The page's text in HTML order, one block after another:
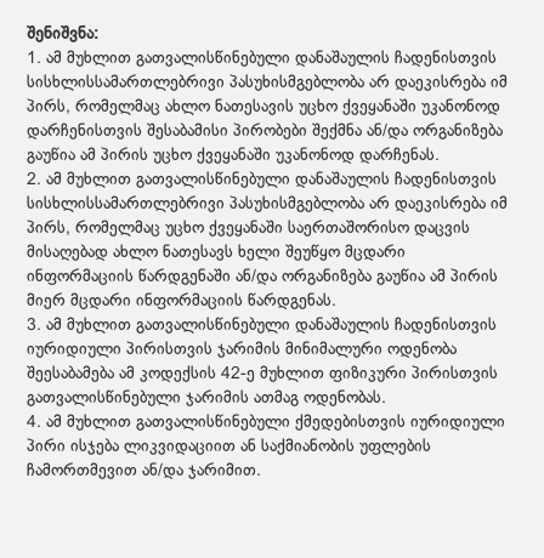
შენიშვნა:
1. ამ მუხლით გათვალისწინებული დანაშაულის ჩადენისთვის
სისხლისსამართლებრივი პასუხისმგებლობა არ დაეკისრება იმ
პირს, რომელმაც ახლო ნათესავის უცხო ქვეყანაში უკანონოდ
დარჩენისთვის შესაბამისი პირობები შექმნა ან/და ორგანიზება
გაუწია ამ პირის უცხო ქვეყანაში უკანონოდ დარჩენას.
2. ამ მუხლით გათვალისწინებული დანაშაულის ჩადენისთვის
სისხლისსამართლებრივი პასუხისმგებლობა არ დაეკისრება იმ
პირს, რომელმაც უცხო ქვეყანაში საერთაშორისო დაცვის
მისაღებად ახლო ნათესავს ხელი შეუწყო მცდარი
ინფორმაციის წარდგენაში ან/და ორგანიზება გაუწია ამ პირის
მიერ მცდარი ინფორმაციის წარდგენას.
3. ამ მუხლით გათვალისწინებული დანაშაულის ჩადენისთვის
იურიდიული პირისთვის ჯარიმის მინიმალური ოდენობა
შეესაბამება ამ კოდექსის 42-ე მუხლით ფიზიკური პირისთვის
გათვალისწინებული ჯარიმის ათმაგ ოდენობას.
4. ამ მუხლით გათვალისწინებული ქმედებისთვის იურიდიული
პირი ისჯება ლიკვიდაციით ან საქმიანობის უფლების
ჩამორთმევით ან/და ჯარიმით.